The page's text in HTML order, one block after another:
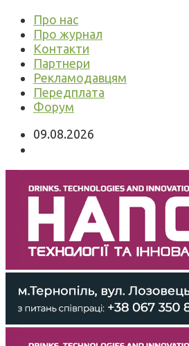
Про нас
Про журнал
Контакти
Партнери
Рекламодавцям
Передплата
Форум
09.08.2026